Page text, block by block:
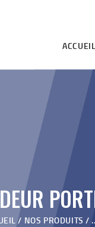
ACCUEIL
NOS PRODUITS
NOS
QUI
VIDÉOS
REVENDEURS
BLOG
CONTACT